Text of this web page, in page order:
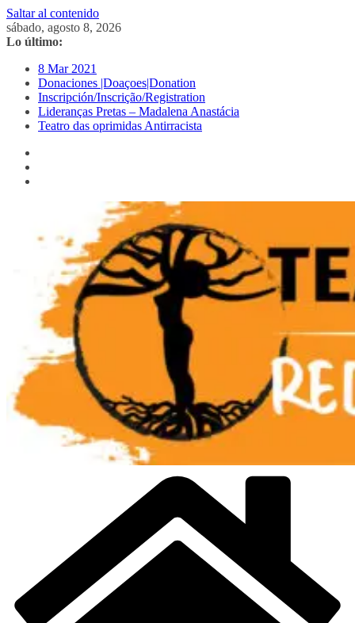
Saltar al contenido
sábado, agosto 8, 2026
Lo último:
8 Mar 2021
Donaciones |Doaçoes|Donation
Inscripción/Inscrição/Registration
Lideranças Pretas – Madalena Anastácia
Teatro das oprimidas Antirracista